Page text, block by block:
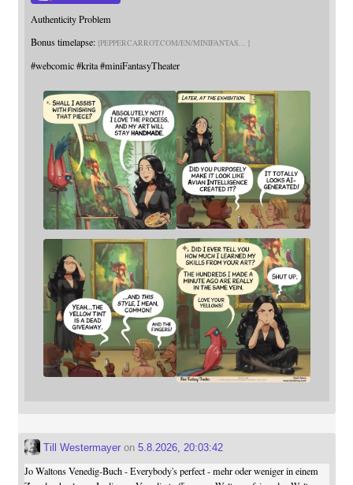
Authenticity Problem
Bonus timelapse: PEPPERCARROT.COM/EN/MINIFANTAS
#webcomic #krita #miniFantasyTheater
Till Westermayeron 5.8.2026, 20:03:42
Jo Waltons Venedig-Buch - Everybody's perfect - mehr oder weniger in einem